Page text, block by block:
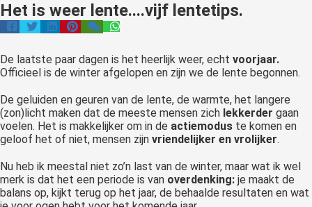
Het is weer lente....vijf lentetips.
De laatste paar dagen is het heerlijk weer, echt voorjaar.
Officieel is de winter afgelopen en zijn we de lente begonnen.
De geluiden en geuren van de lente, de warmte, het langere
(zon)licht maken dat de meeste mensen zich lekkerder gaan
voelen. Het is makkelijker om in de actiemodus te komen en
geloof het of niet, mensen zijn vriendelijker en vrolijker.
Nu heb ik meestal niet zo’n last van de winter, maar wat ik wel
merk is dat het een periode is van overdenking: je maakt de
balans op, kijkt terug op het jaar, de behaalde resultaten en wat